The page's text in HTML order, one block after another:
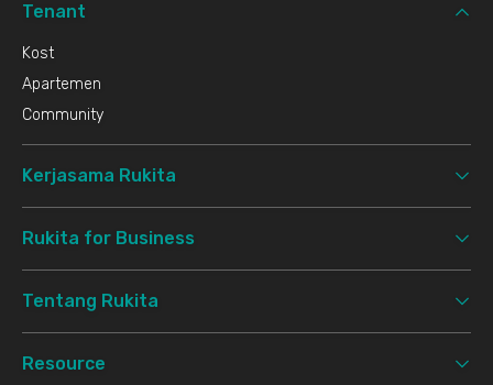
Tenant
Kost
Apartemen
Community
Kerjasama Rukita
Rukita for Business
Tentang Rukita
Resource